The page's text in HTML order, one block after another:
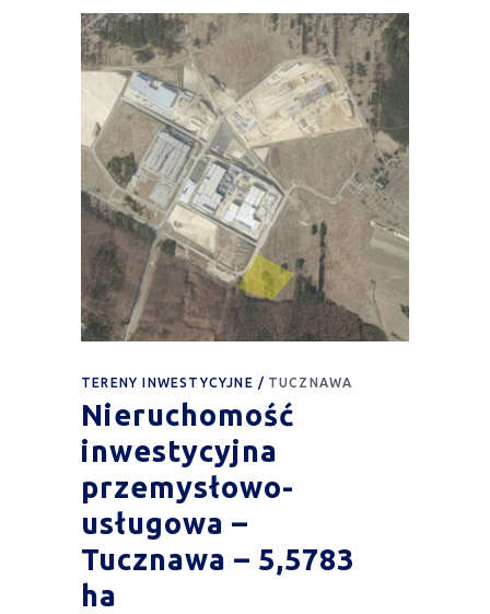
TERENY INWESTYCYJNE TUCZNAWA
Nieruchomość
inwestycyjna
przemysłowo-
usługowa –
Tucznawa – 5,5783
ha